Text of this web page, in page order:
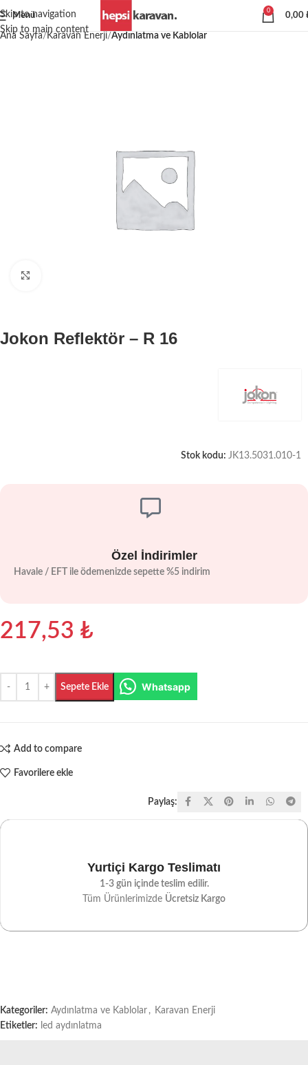
Skip to navigation
Skip to main content
Menü
0
0,00
Ana Sayfa Karavan Enerji Aydınlatma ve Kablolar
Jokon Reflektör – R 16
Stok kodu: JK13.5031.010-1
Özel İndirimler
Havale / EFT ile ödemenizde sepette %5 indirim
217,53 ₺
Sepete Ekle Whatsapp
Add to compare
Favorilere ekle
Paylaş:
Yurtiçi Kargo Teslimatı
1-3 gün içinde teslim edilir.
Tüm Ürünlerimizde Ücretsiz Kargo
Kategoriler: Aydınlatma ve Kablolar , Karavan Enerji
Etiketler: led aydınlatma